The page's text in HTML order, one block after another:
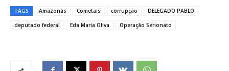
TAGS Amazonas Cometais corrupção
DELEGADO PABLO
deputado federal
Eda Maria Oliva Operação Serionato